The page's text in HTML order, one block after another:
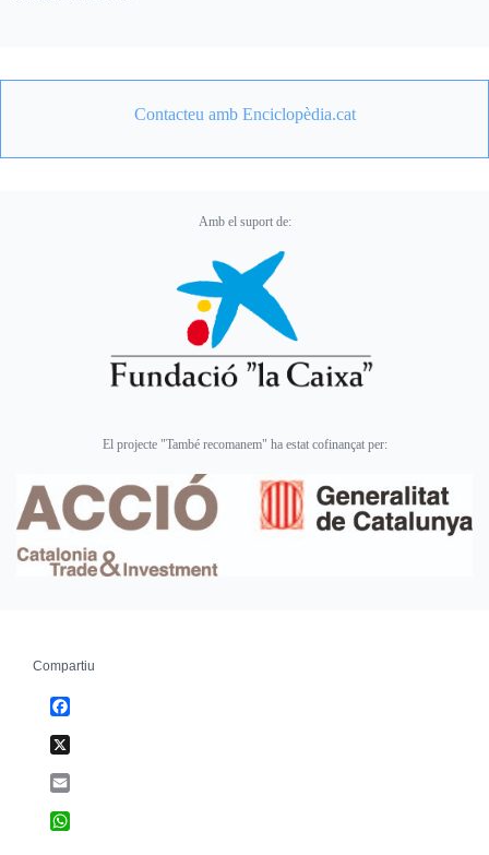
Contacteu amb Enciclopèdia.cat
Amb el suport de:
El projecte "També recomanem" ha estat cofinançat per:
Compartiu